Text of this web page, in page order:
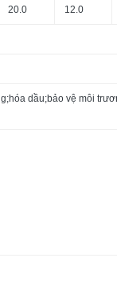
20.0
12.0
dầu;bảo vệ môi